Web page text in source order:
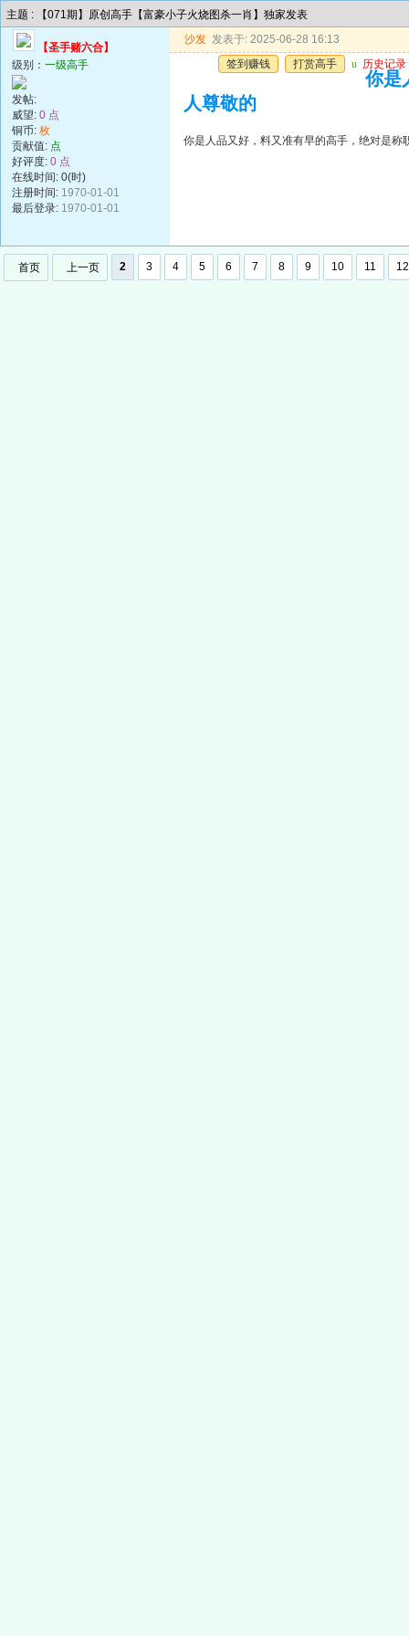
主题 : 【071期】原创高手【富豪小子火烧图杀一肖】独家发表
【圣手赌六合】
级别： 一级高手
发帖:
威望: 0 点
铜币: 枚
贡献值: 点
好评度: 0 点
在线时间: 0(时)
注册时间: 1970-01-01
最后登录: 1970-01-01
沙发 发表于: 2025-06-28 16:13
签到赚钱
打赏高手 u 历史记录
你是
人尊敬的
你是人品又好，料又准有早的高手，绝对是称
首页 上一页 2 3 4 5 6 7 8 9 10 11 12